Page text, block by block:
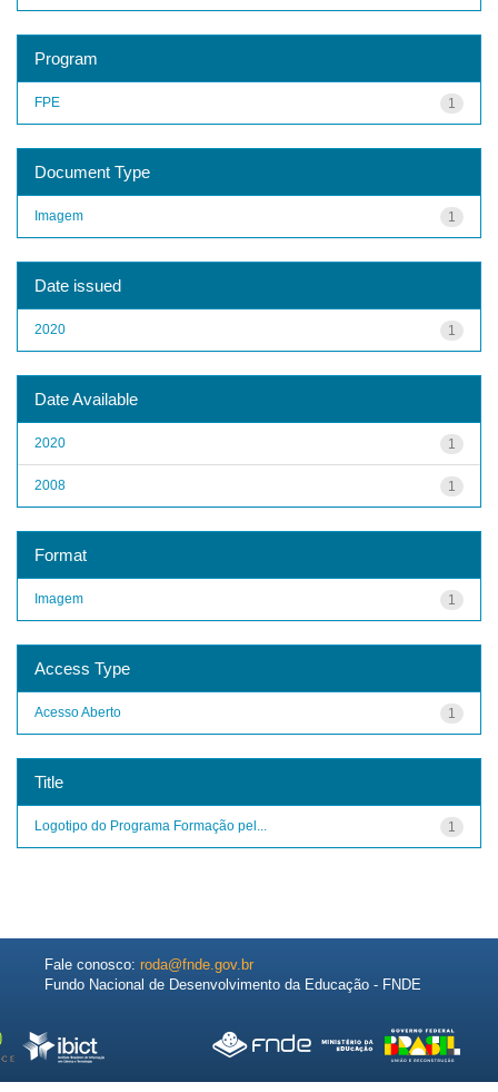
Program
1
FPE
Document Type
1
Imagem
Date issued
1
2020
Date Available
1
2020
1
2008
Format
1
Imagem
Access Type
1
Acesso Aberto
Title
1
Logotipo do Programa Formação pel...
Fale conosco: roda@fnde.gov.br
Fundo Nacional de Desenvolvimento da Educação - FNDE